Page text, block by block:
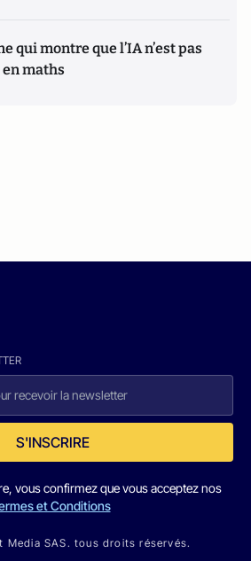
qui montre que l’IA n’est pas
maths
S'INSCRIRE
vous confirmez que vous acceptez nos
et Conditions
Media SAS. tous droits réservés.